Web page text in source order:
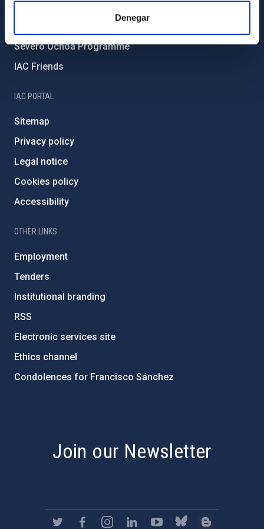
Denegar
IAC Projects
Severo Ochoa Programme
IAC Friends
IAC PORTAL
Sitemap
Privacy policy
Legal notice
Cookies policy
Accessibility
OTHER LINKS
Employment
Tenders
Institutional branding
RSS
Electronic services site
Ethics channel
Condolences for Francisco Sánchez
Join our Newsletter